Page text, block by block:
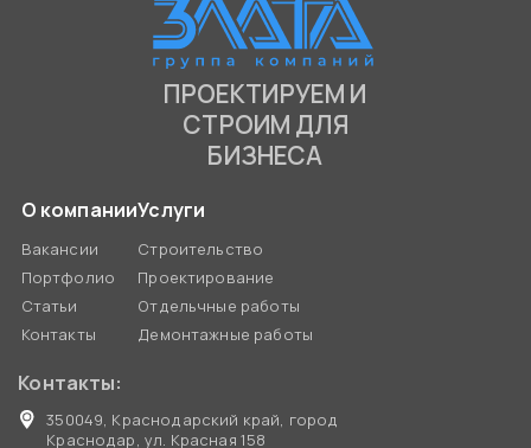
ПРОЕКТИРУЕМ И
СТРОИМ ДЛЯ
БИЗНЕСА
О компании
Вакансии
Портфолио
Статьи
Контакты
Услуги
Строительство
Проектирование
Отдельчные работы
Демонтажные работы
Контакты:
350049, Краснодарский край, город
Краснодар, ул. Красная 158